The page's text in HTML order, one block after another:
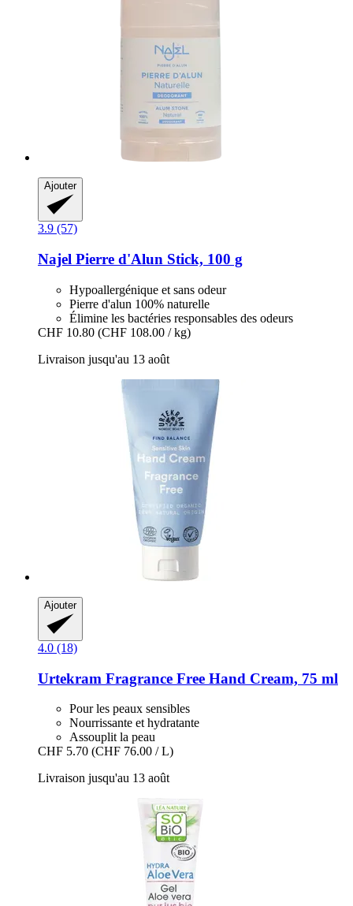
Ajouter
3.9 (57)
Najel Pierre d'Alun Stick, 100 g
Hypoallergénique et sans odeur
Pierre d'alun 100% naturelle
Élimine les bactéries responsables des odeurs
CHF 10.80 (CHF 108.00 / kg)
Livraison jusqu'au 13 août
Ajouter
4.0 (18)
Urtekram Fragrance Free Hand Cream, 75 ml
Pour les peaux sensibles
Nourrissante et hydratante
Assouplit la peau
CHF 5.70 (CHF 76.00 / L)
Livraison jusqu'au 13 août